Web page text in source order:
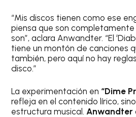
“Mis discos tienen como ese
piensa que son completamente
son”, aclara Anwandter. “El
tiene un montón de canciones
también, pero aquí no hay
disco.”
La experimentación en “Dime
refleja en el contenido lírico,
estructura musical.Anwandter